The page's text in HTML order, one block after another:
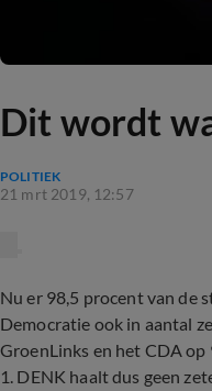
Dit wordt
POLITIEK
21 mrt 2019, 12:57
Nu er 98,5 procent van de
Democratie ook in aantal
GroenLinks en het CDA op
1. DENK haalt dus geen